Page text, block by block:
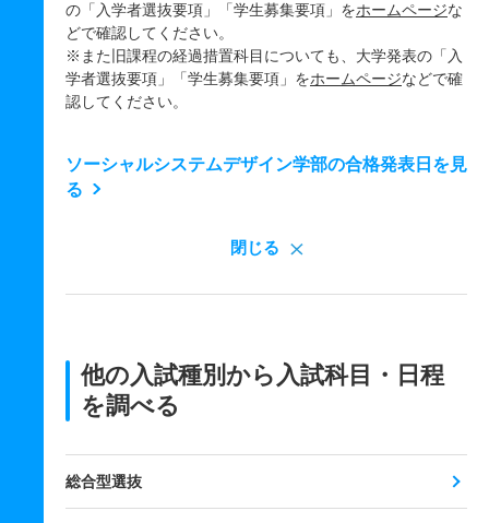
の「入学者選抜要項」「学生募集要項」をホームページな
どで確認してください。
※また旧課程の経過措置科目についても、大学発表の「入
学者選抜要項」「学生募集要項」をホームページなどで確
認してください。
ソーシャルシステムデザイン学部の合格発表日を見
る
閉じる
他の入試種別から入試科目・日程
を調べる
総合型選抜